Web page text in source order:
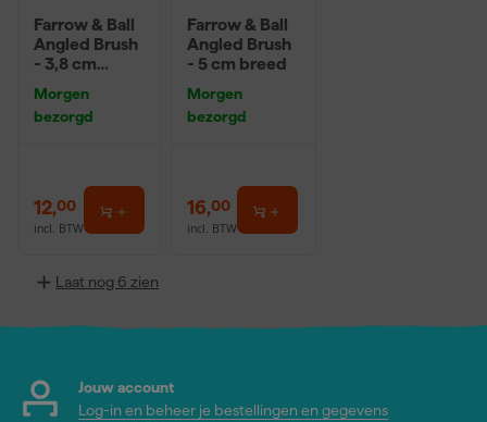
Farrow & Ball
Angled Brush
- 3,8 cm
Morgen
bezorgd
12,00
incl. BTW
Farrow & Ball
Angled Brush
- 5 cm breed
Morgen
bezorgd
16,00
incl. BTW
Laat nog 6 zien
Jouw account
Log-in en beheer je bestellingen en gegevens